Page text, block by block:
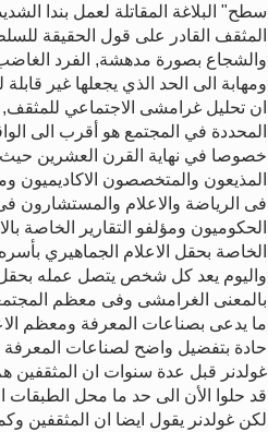
سطح" البلاغة المقاتلة لعمل بندا
المثقف القادر على قول الحقيقة
والشجاع بصورة مدهشة, الفرد
ومهابة الى الحد الذي يجعلها غير قابلة
ان تحليل غرامشى الاجتماعي
المحددة في المجتمع هو أقرب الى
خصوصا في نهاية القرن العشرين حيث
المذيعون والمتخصصون
فى الرياضة والاعلام والمستشارون
الحكوميون ومؤلفو التقارير الخاصة
الخاصة بحقل الاعلام الجماهيري
واليوم يعد كل شخص يتصل عمله بحقل
بالمعنى الغرامشى وفى معظم
ما يدعى بصناعات المعرفة ومعظم
حادة بتفضيل واضح لصناعات المعرفة
غولدنر قبل عدة سنوات ان المثقفين
قد حلوا الأن الى حد ما محل الطبقات
لكن غولدنر يقول ايضا ان المثقفين